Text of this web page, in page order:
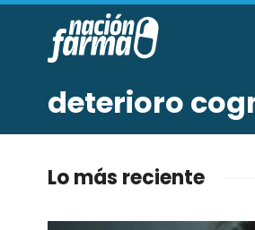
deterioro
Lo más reciente